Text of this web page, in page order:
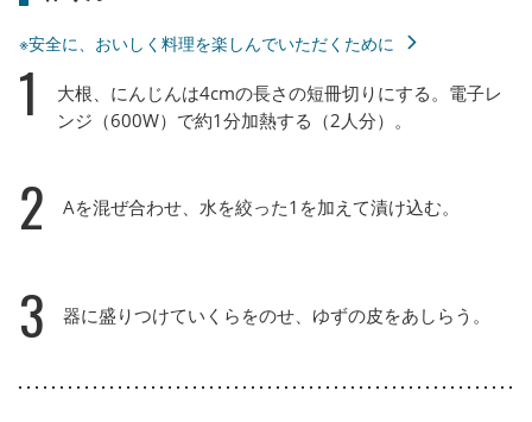
※安全に、おいしく料理を楽しんでいただくために
1
大根、にんじんは4cmの長さの短冊切りにする。電子レ
ンジ（600W）で約1分加熱する（2人分）。
2 Aを混ぜ合わせ、水を絞った1を加えて漬け込む。
3 器に盛りつけていくらをのせ、ゆずの皮をあしらう。